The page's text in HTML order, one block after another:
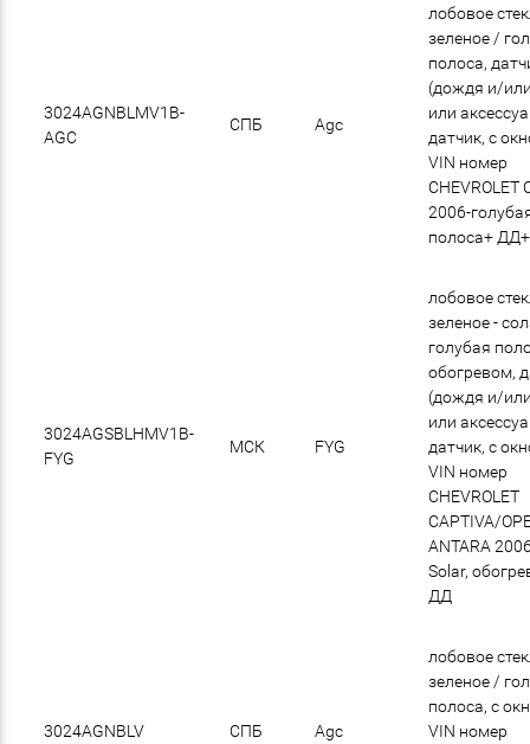
3024AGNBLMV1B-
AGC
СПБ Agc
лобовое
зеленое /
полоса,
(дождя и/
или
датчик, с
VIN номер
CHEVROLET
2006-
полоса+
3024AGSBLHMV1B-
FYG
МСК FYG
лобовое
зеленое -
голубая
обогревом,
(дождя и/
или
датчик, с
VIN номер
CHEVROLET
CAPTIVA/
ANTARA
Solar,
ДД
3024AGNBLV СПБ Agc
лобовое
зеленое /
полоса, с
VIN номер